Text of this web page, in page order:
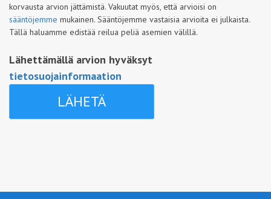
korvausta arvion jättämistä. Vakuutat myös, että arvioisi on
sääntöjemme mukainen. Sääntöjemme vastaisia arvioita ei julkaista.
Tällä haluamme edistää reilua peliä asemien välillä.
Lähettämällä arvion hyväksyt
tietosuojainformaation